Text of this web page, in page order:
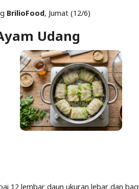
BrilioFood, Jumat (12/6)
Udang
12 lembar daun ukuran lebar dan